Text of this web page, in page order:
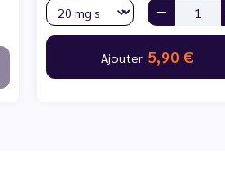
Ajouter 5,90 €